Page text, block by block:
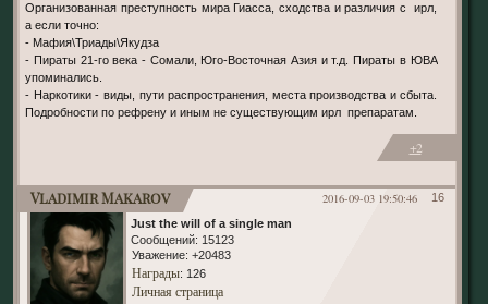
Организованная преступность мира Гиасса, сходства и различия с ирл,
а если точно:
- Мафия\Триады\Якудза
- Пираты 21-го века - Сомали, Юго-Восточная Азия и т.д. Пираты в ЮВА
упоминались.
- Наркотики - виды, пути распространения, места производства и сбыта.
Подробности по рефрену и иным не существующим ирл препаратам.
+2
16
2016-09-03 19:50:46
Vladimir Makarov
Just the will of a single man
Сообщений: 15123
Уважение: +20483
Награды: 126
Личная страница